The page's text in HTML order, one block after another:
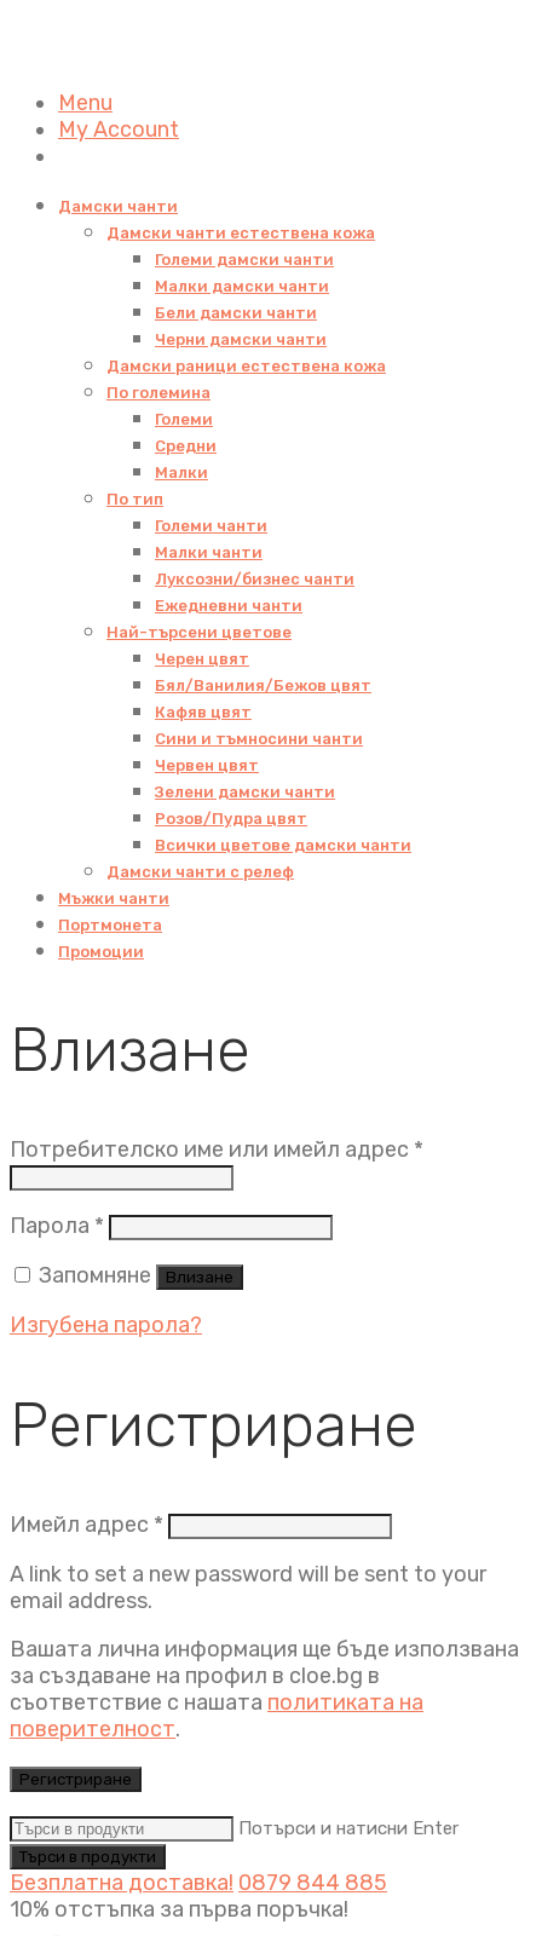
Menu
My Account
Дамски чанти
Дамски чанти естествена кожа
Големи дамски чанти
Малки дамски чанти
Бели дамски чанти
Черни дамски чанти
Дамски раници естествена кожа
По големина
Големи
Средни
Малки
По тип
Големи чанти
Малки чанти
Луксозни/бизнес чанти
Ежедневни чанти
Най-търсени цветове
Черен цвят
Бял/Ванилия/Бежов цвят
Кафяв цвят
Сини и тъмносини чанти
Червен цвят
Зелени дамски чанти
Розов/Пудра цвят
Всички цветове дамски чанти
Дамски чанти с релеф
Мъжки чанти
Портмонета
Промоции
Влизане
Потребителско име или имейл адрес *
Парола * Задължително
Запомняне
Влизане
Изгубена парола?
Регистриране
Имейл адрес * Задължително
A link to set a new password will be sent to your
email address.
Вашата лична информация ще бъде използвана
за създаване на профил в cloe.bg в
съответствие с нашата политиката на
поверителност.
Регистриране
Потърси и натисни Enter
Безплатна доставка! 0879 844 885
10% отстъпка за първа поръчка!